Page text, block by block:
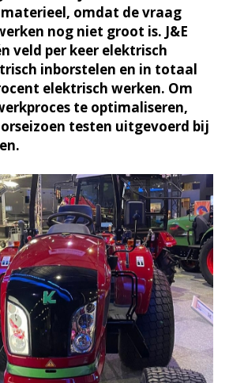
omdat de vraag
nog niet groot is. J&E
veld per keer elektrisch
inborstelen en in totaal
elektrisch werken. Om
te optimaliseren,
testen uitgevoerd bij